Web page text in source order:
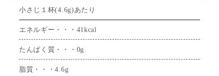
小さじ１杯(4.6g)あたり
エネルギー・・・41kcal
たんぱく質・・・0g
脂質・・・4.6g